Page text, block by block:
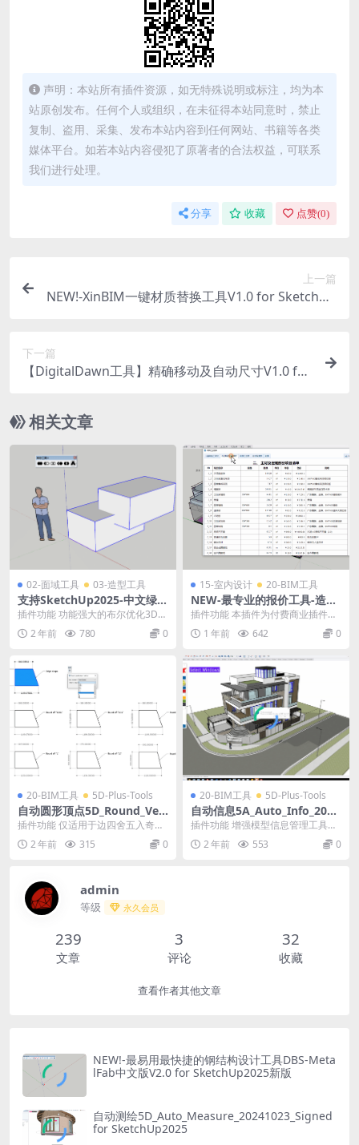
声明：本站所有插件资源，如无特殊说明或标注，均为本
站原创发布。任何个人或组织，在未征得本站同意时，禁止
复制、盗用、采集、发布本站内容到任何网站、书籍等各类
媒体平台。如若本站内容侵犯了原著者的合法权益，可联系
我们进行处理。
分享 收藏 点赞(0)
上一篇
NEW!-XinBIM一键材质替换工具V1.0 for SketchUp
下一篇
【DigitalDawn工具】精确移动及自动尺寸V1.0 for
相关文章
02-面域工具 03-造型工具
支持SketchUp2025-中文绿色
版BoolTools 2 (布尔运算工具
2)v2.1.9
插件功能 功能强大的布尔优化3D打
印，修复了原生实体工具的所有问
题！ – 并集、...
2 年前 780 0
15-室内设计 20-BIM工具
NEW-最专业的报价工具-造价
助手-室内装饰版国产中文版插
件
插件功能 本插件为付费商业插件，
注册后可提供30天免费试用。 本插
件可以在短短几...
1 年前 642 0
20-BIM工具 5D-Plus-Tools
自动圆形顶点5D_Round_Vert
ices_20240301_Signed for S
ketchUp2025
插件功能 仅适用于边四舍五入奇数
尺寸 -将选定顶点的原始坐标转换为
圆角坐标。 可...
2 年前 315 0
20-BIM工具 5D-Plus-Tools
自动信息5A_Auto_Info_2024
1030_Signed for SketchUp2
025
插件功能 增强模型信息管理工具，
全自动点击组件可以立即显示该组
件的各类信息及标签...
2 年前 553 0
admin
等级 永久会员
239
文章
3
评论
32
收藏
查看作者其他文章
NEW!-最易用最快捷的钢结构设计工具DBS-Meta
lFab中文版V2.0 for SketchUp2025新版
自动测绘5D_Auto_Measure_20241023_Signed
for SketchUp2025